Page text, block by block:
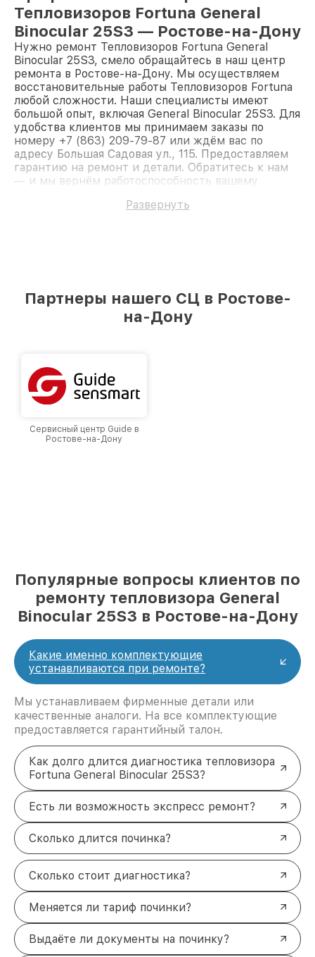
Тепловизоров Fortuna General
Binocular 25S3 — Ростове-на-Дону
Нужно ремонт Тепловизоров Fortuna General
Binocular 25S3, смело обращайтесь в наш центр
ремонта в Ростове-на-Дону. Мы осуществляем
восстановительные работы Тепловизоров Fortuna
любой сложности. Наши специалисты имеют
большой опыт, включая General Binocular 25S3. Для
удобства клиентов мы принимаем заказы по
номеру +7 (863) 209-79-87 или ждём вас по
адресу Большая Садовая ул., 115. Предоставляем
гарантию на ремонт и детали. Обратитесь к нам
— и мы вернём работоспособность вашему
Развернуть
Партнеры нашего СЦ в Ростове-
на-Дону
Сервисный центр Guide в
Ростове-на-Дону
Популярные вопросы клиентов по
ремонту тепловизора General
Binocular 25S3 в Ростове-на-Дону
Какие именно комплектующие
устанавливаются при ремонте?
Мы устанавливаем фирменные детали или
качественные аналоги. На все комплектующие
предоставляется гарантийный талон.
Как долго длится диагностика тепловизора
Fortuna General Binocular 25S3?
Есть ли возможность экспресс ремонт?
Сколько длится починка?
Сколько стоит диагностика?
Меняется ли тариф починки?
Выдаёте ли документы на починку?